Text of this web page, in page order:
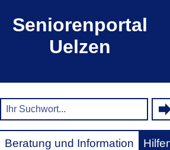
Seniorenportal
Uelzen
Beratung und Information